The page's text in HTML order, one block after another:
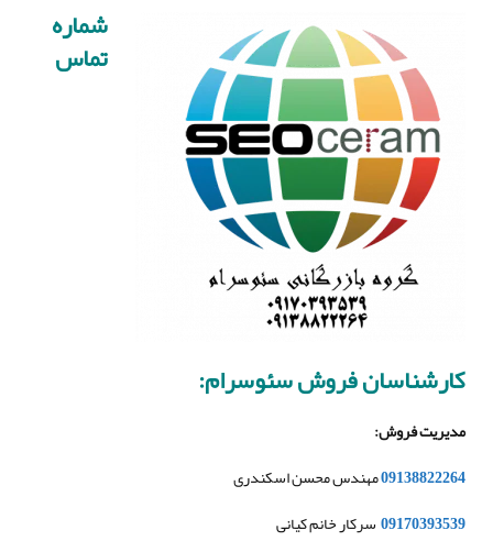
شماره
تماس
کارشناسان فروش سئوسرام:
مدیریت فروش:
09138822264مهندس محسن اسکندری
09170393539سرکار خانم کیانی